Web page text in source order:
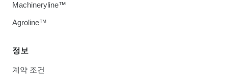
정보
계약 조건
Machineryline™
Agroline™